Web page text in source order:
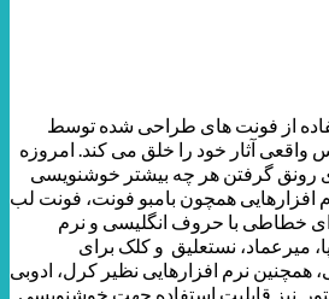
از فونت های طراحی شده توسط
آثار خود را خلق می کند. امروزه
رونق گرفتن هر چه بیشتر خوشنویسی
افزارهایی همچون بامبو فونت، فونت لب
خطاطی با حروف انگلیسی و نرم
میرعماد، نستعلیق و کلک برای
نرم افزارهایی نظیر کرل، ادوبی
نیز قابلیت استفاده جهت خوشنویسی